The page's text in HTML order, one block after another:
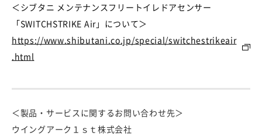
＜シブタニ メンテナンスフリートイレドアセンサー
「SWITCHSTRIKE Air」について＞
https://www.shibutani.co.jp/special/switchestrikeair
.html
＜製品・サービスに関するお問い合わせ先＞
ウイングアーク１ｓｔ株式会社